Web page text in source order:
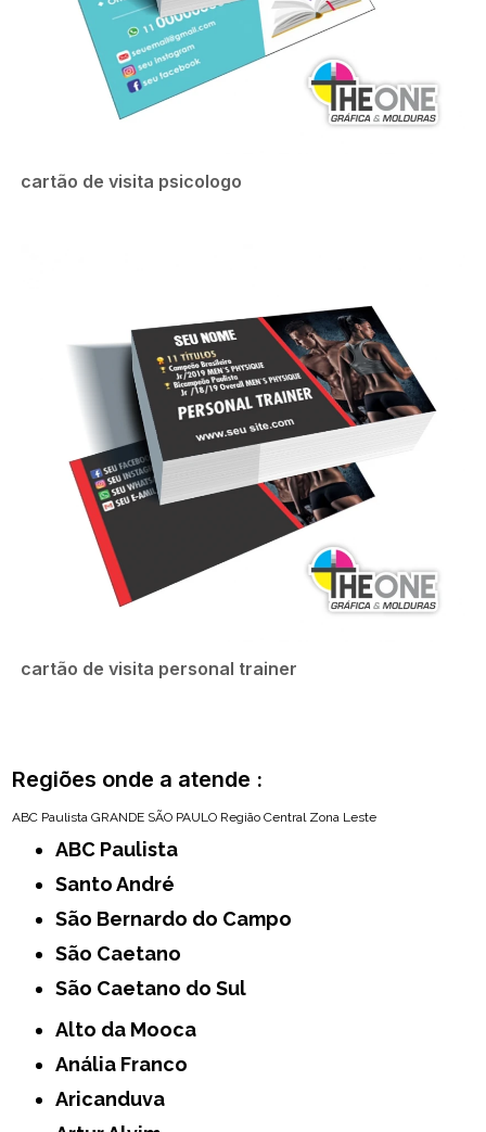
cartão de visita psicologo
cartão de visita personal trainer
Regiões onde a atende :
ABC Paulista GRANDE SÃO PAULO Região Central Zona Leste
ABC Paulista
Santo André
São Bernardo do Campo
São Caetano
São Caetano do Sul
Alto da Mooca
Anália Franco
Aricanduva